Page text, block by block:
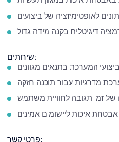
לאופטימיזציה של ביצועים
דיגיטלית בקנה מידה גדול
שירותים:
המערכת בתנאים מגוונים
מדרגיות עבור תוכנה חזקה
של זמן תגובה לחוויית משתמש
אבטחת איכות ליישומים אמינים
פרטי קשר: